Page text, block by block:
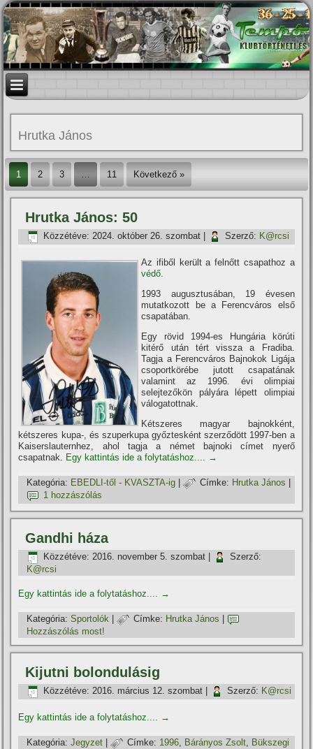
Hrutka János
1 2 3 … 11 Következő »
Hrutka János: 50
Közzétéve: 2024. október 26. szombat Szerző: K@rcsi
Az ifiből került a felnőtt csapathoz a
védő.
1993 augusztusában, 19 évesen
mutatkozott be a Ferencváros első
csapatában.
Egy rövid 1994-es Hungária körúti
kitérő után tért vissza a Fradiba.
Tagja a Ferencváros Bajnokok Ligája
csoportkörébe jutott csapatának
valamint az 1996. évi olimpiai
selejtezőkön pályára lépett olimpiai
válogatottnak.
Kétszeres magyar bajnokként,
kétszeres kupa-, és szuperkupa győztesként szerződött 1997-ben a
Kaiserslauternhez, ahol tagja a német bajnoki cí­met nyerő
csapatnak. Egy kattintás ide a folytatáshoz.... →
Kategória: EBEDLI-től - KVASZTA-ig | Címke: Hrutka János
1 hozzászólás
Gandhi háza
Közzétéve: 2016. november 5. szombat
Szerző:
K@rcsi
Egy kattintás ide a folytatáshoz.... →
Kategória: Sportolók | Címke: Hrutka János
Hozzászólás most!
Kijutni bolondulásig
Közzétéve: 2016. március 12. szombat Szerző: K@rcsi
Egy kattintás ide a folytatáshoz.... →
Kategória: Jegyzet | Címke: 1996, Bárányos Zsolt, Bükszegi